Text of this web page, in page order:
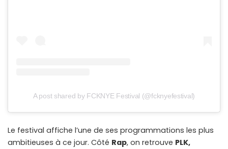
A post shared by FCKNYE Festival (@fcknyefestival)
Le festival affiche l’une de ses programmations les plus
ambitieuses à ce jour. Côté Rap, on retrouve PLK,